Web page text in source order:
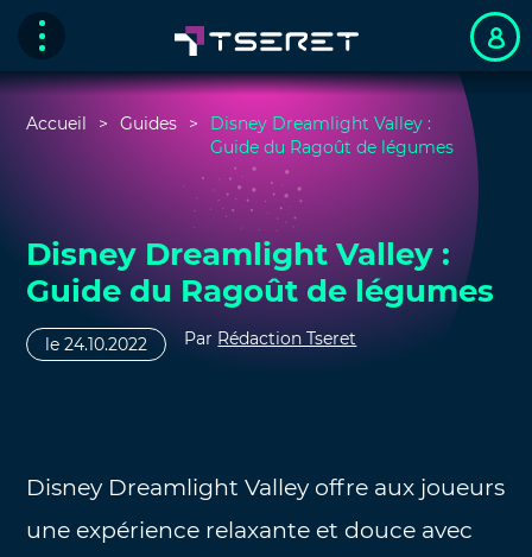
Accueil Guides
Disney Dreamlight Valley :
Guide du Ragoût de légumes
Disney Dreamlight Valley :
Guide du Ragoût de légumes
le 24.10.2022 Par Rédaction Tseret
Disney Dreamlight Valley offre aux joueurs
une expérience relaxante et douce avec